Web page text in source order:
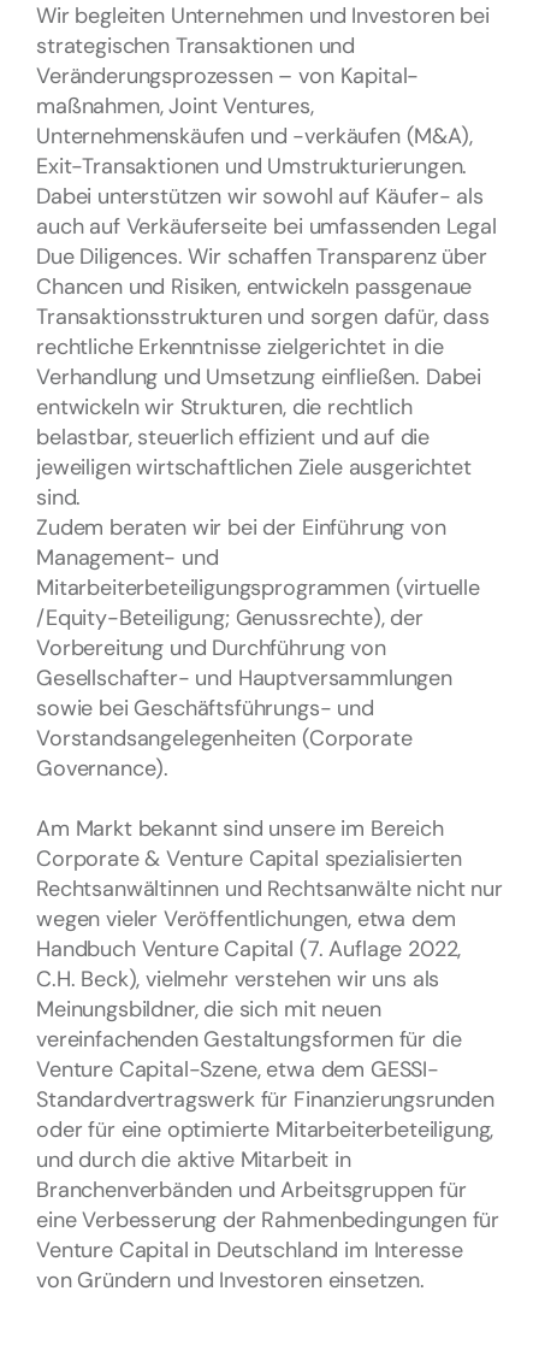
Wir begleiten Unternehmen und Investoren bei
strategischen Transaktionen und
Veränderungsprozessen – von Kapital-
maßnahmen, Joint Ventures,
Unternehmenskäufen und -verkäufen (M&A),
Exit-Transaktionen und Umstrukturierungen.
Dabei unterstützen wir sowohl auf Käufer- als
auch auf Verkäuferseite bei umfassenden Legal
Due Diligences. Wir schaffen Transparenz über
Chancen und Risiken, entwickeln passgenaue
Transaktionsstrukturen und sorgen dafür, dass
rechtliche Erkenntnisse zielgerichtet in die
Verhandlung und Umsetzung einfließen. Dabei
entwickeln wir Strukturen, die rechtlich
belastbar, steuerlich effizient und auf die
jeweiligen wirtschaftlichen Ziele ausgerichtet
sind.
Zudem beraten wir bei der Einführung von
Management- und
Mitarbeiterbeteiligungsprogrammen (virtuelle
/Equity-Beteiligung; Genussrechte), der
Vorbereitung und Durchführung von
Gesellschafter- und Hauptversammlungen
sowie bei Geschäftsführungs- und
Vorstandsangelegenheiten (Corporate
Governance).
Am Markt bekannt sind unsere im Bereich
Corporate & Venture Capital spezialisierten
Rechtsanwältinnen und Rechtsanwälte nicht nur
wegen vieler Veröffentlichungen, etwa dem
Handbuch Venture Capital (7. Auflage 2022,
C.H. Beck), vielmehr verstehen wir uns als
Meinungsbildner, die sich mit neuen
vereinfachenden Gestaltungsformen für die
Venture Capital-Szene, etwa dem GESSI-
Standardvertragswerk für Finanzierungsrunden
oder für eine optimierte Mitarbeiterbeteiligung,
und durch die aktive Mitarbeit in
Branchenverbänden und Arbeitsgruppen für
eine Verbesserung der Rahmenbedingungen für
Venture Capital in Deutschland im Interesse
von Gründern und Investoren einsetzen.